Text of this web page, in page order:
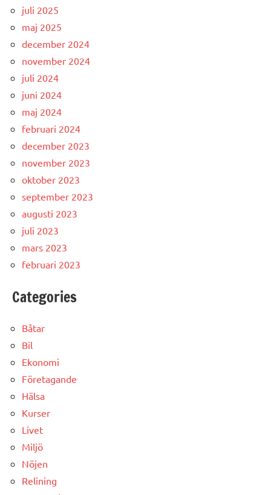
juli 2025
maj 2025
december 2024
november 2024
juli 2024
juni 2024
maj 2024
februari 2024
december 2023
november 2023
oktober 2023
september 2023
augusti 2023
juli 2023
mars 2023
februari 2023
Categories
Båtar
Bil
Ekonomi
Företagande
Hälsa
Kurser
Livet
Miljö
Nöjen
Relining